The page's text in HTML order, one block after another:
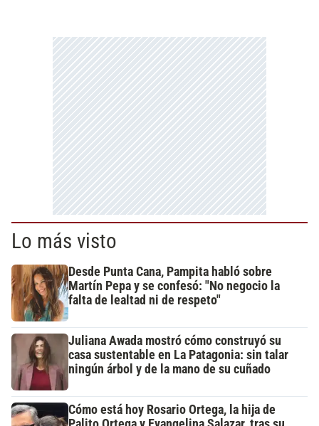
Lo más visto
Desde Punta Cana, Pampita habló sobre
Martín Pepa y se confesó: "No negocio la
falta de lealtad ni de respeto"
Juliana Awada mostró cómo construyó su
casa sustentable en La Patagonia: sin talar
ningún árbol y de la mano de su cuñado
Cómo está hoy Rosario Ortega, la hija de